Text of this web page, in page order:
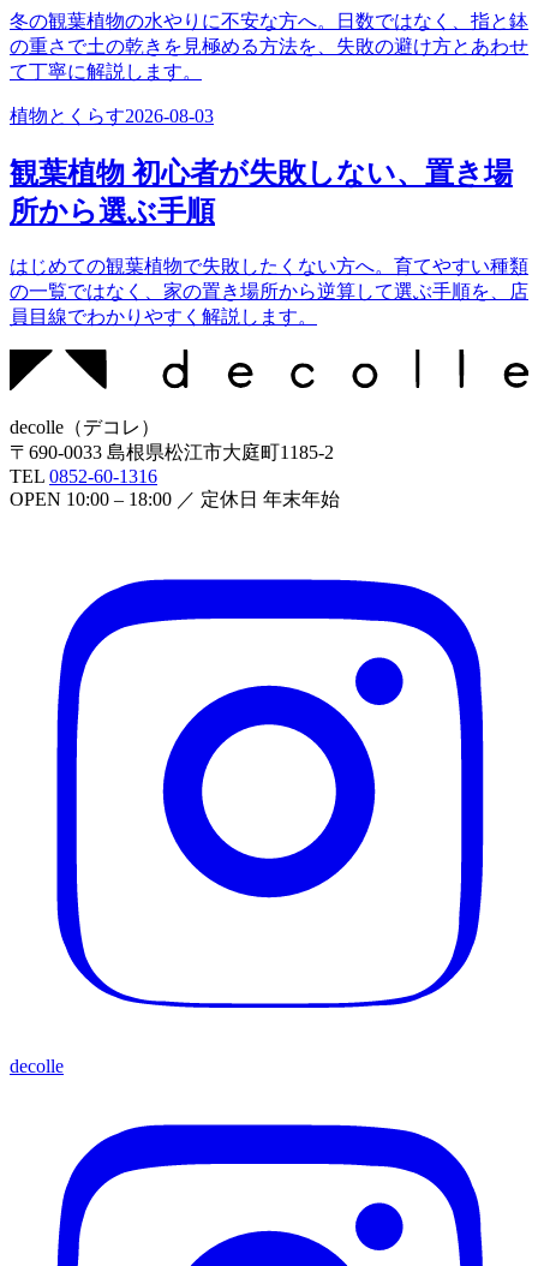
冬の観葉植物の水やりに不安な方へ。日数ではなく、指と鉢
の重さで土の乾きを見極める方法を、失敗の避け方とあわせ
て丁寧に解説します。
植物とくらす2026-08-03
観葉植物 初心者が失敗しない、置き場
所から選ぶ手順
はじめての観葉植物で失敗したくない方へ。育てやすい種類
の一覧ではなく、家の置き場所から逆算して選ぶ手順を、店
員目線でわかりやすく解説します。
decolle （デコレ ）
〒 690-0033 島根県松江市大庭町1185-2
TEL 0852-60-1316
OPEN 10:00 – 18:00 ／ 定休日 年末年始
decolle